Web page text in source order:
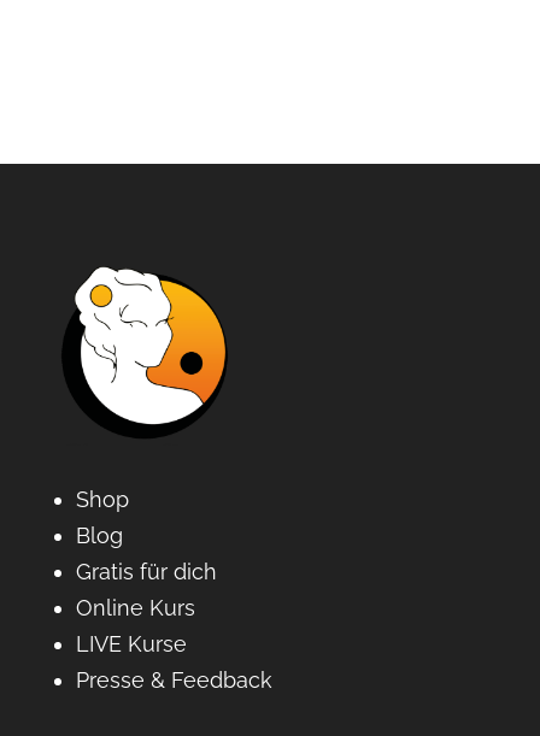
Shop
Blog
Gratis für dich
Online Kurs
LIVE Kurse
Presse & Feedback